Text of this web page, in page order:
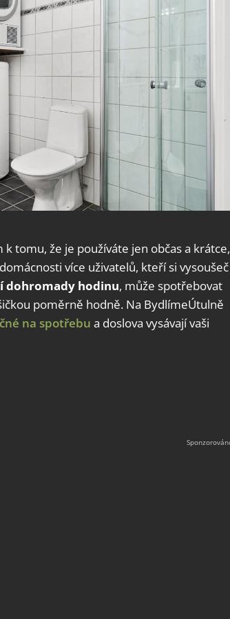
tomu, že je používáte jen občas a krátce,
více uživatelů, kteří si vysoušeč
dohromady hodinu, může spotřebovat
poměrně hodně. Na BydlímeÚtulně
na spotřebu a doslova vysávají vaši